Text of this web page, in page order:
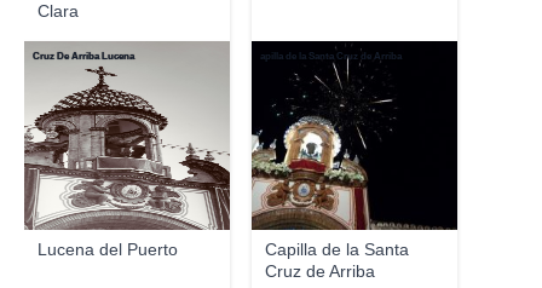
Clara
Lucena del Puerto
Cruz De Arriba Lucena
Capilla de la Santa
Cruz de Arriba
apilla de la Santa Cruz de Arriba